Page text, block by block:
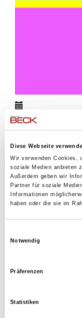
Diese Webseite
Wir verwenden Cookies,
soziale Medien anbieten
Außerdem geben wir
Partner für soziale
Informationen
haben oder die sie im
Notwendig
Präferenzen
Statistiken
28.08.2025
Wü, KT, OCH
Dieses Jahr